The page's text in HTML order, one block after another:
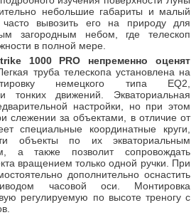
небольшие габариты и малый
вывозить его на природу для
загородным небом, где телескоп
в полной мере.
1000 PRO непременно оценят
труба телескопа установлена на
немецкого типа EQ2,
тонких движений. Экваториальная
настройки, но при этом
слежении за объектами, в отличие от
специальные координатные круги,
объекты по их экваториальным
а также позволит сопровождать
вращением только одной ручки. При
дополнительно оснастить
часовой оси. Монтировка
регулируемую по высоте треногу с